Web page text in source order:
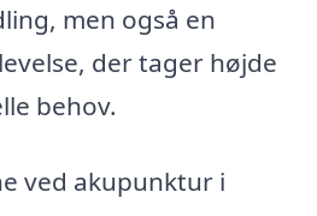
men også en
der tager højde
behov.
ved akupunktur i